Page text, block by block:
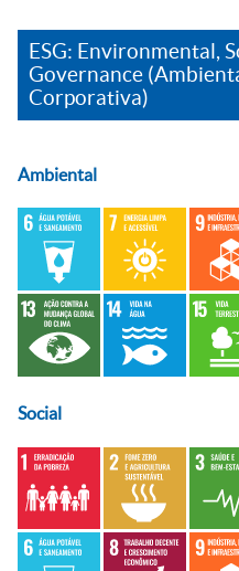
ESG: Environmental,
Governance
Corporativa)
Ambiental
Social